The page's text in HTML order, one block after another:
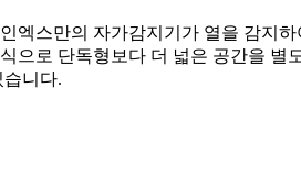
엑스만의 자가감지기가 열을 감지
으로 단독형보다 더 넓은 공간을 별
니다.